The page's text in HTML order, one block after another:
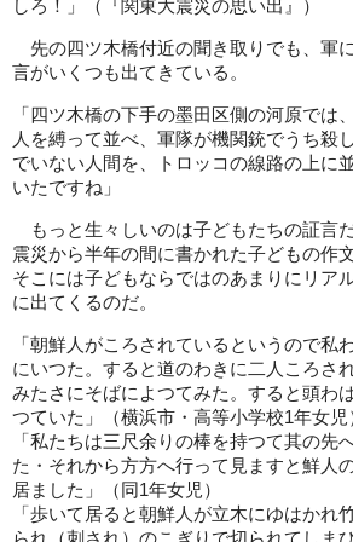
しろ！」（『関東大震災の思い出』）
先の四ツ木橋付近の聞き取りでも、軍
言がいくつも出てきている。
「四ツ木橋の下手の墨田区側の河原では
人を縛って並べ、軍隊が機関銃でうち殺
でいない人間を、トロッコの線路の上に
いたですね」
もっと生々しいのは子どもたちの証言
震災から半年の間に書かれた子どもの作
そこには子どもならではのあまりにリア
に出てくるのだ。
「朝鮮人がころされているというので私
にいつた。すると道のわきに二人ころさ
みたさにそばによつてみた。すると頭わ
つていた」（横浜市・高等小学校1年女児
「私たちは三尺余りの棒を持つて其の先
た・それから方方へ行って見ますと鮮人
居ました」（同1年女児）
「歩いて居ると朝鮮人が立木にゆはかれ